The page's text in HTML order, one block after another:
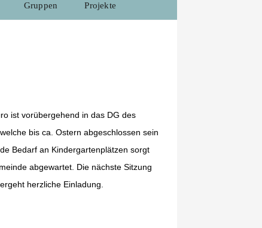
Gruppen Projekte
ist vorübergehend in das DG des
bis ca. Ostern abgeschlossen sein
Bedarf an Kindergartenplätzen sorgt
abgewartet. Die nächste Sitzung
herzliche Einladung.